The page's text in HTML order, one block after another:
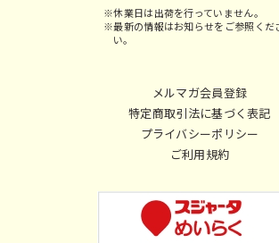
メルマガ会員登録
特定商取引法に基づく表記
プライバシーポリシー
ご利用規約
※休業日は出荷を行っていません。
※最新の情報はお知らせをご参照くだ
い。